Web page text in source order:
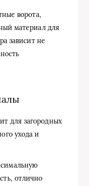
ворота,
материал для
зависит не
для загородных
ухода и
отлично